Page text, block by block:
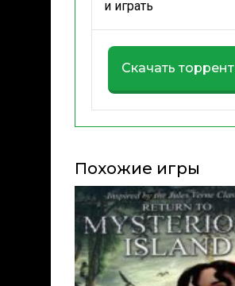
и играть
Скачать торрент
Похожие игры